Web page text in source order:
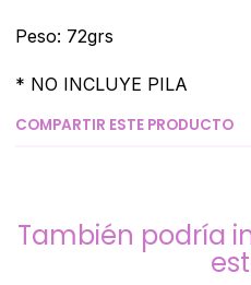
Peso: 72grs
* NO INCLUYE PILA
COMPARTIR ESTE PRODUCTO
También podría